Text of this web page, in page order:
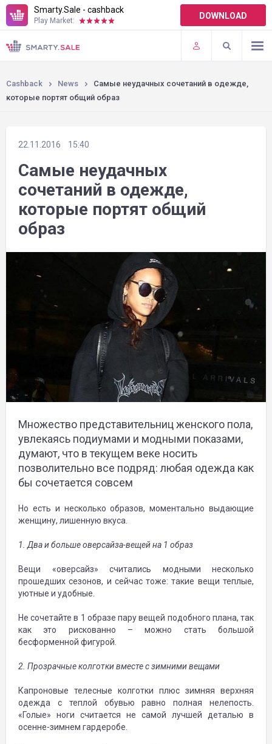
Smarty.Sale - cashback
Play Market: DOWNLOAD
TERMS OF USE
PLUGINS
Cashback News
Самые неудачных сочетаний в одежде,
которые портят общий образ
22.11.2016 15:40
Самые неудачных
сочетаний в одежде,
которые портят общий
образ
Множество представительниц женского пола,
увлекаясь подиумами и модными показами,
думают, что в текущем веке носить
позволительно все подряд: любая одежда как
бы сочетается совсем
Но есть и несколько образов, моментально выдающие
женщину, лишенную вкуса.
1. Два и больше оверсайза-вещей на 1 образ
Вещи «оверсайз» считались модными несколько
прошедших сезонов, и сейчас тоже: такие вещи теплые,
уютные и удобные.
Не сочетайте в 1 образе пару вещей подобного плана, так
как это рискованно – можно стать большой
бесформенной фигурой.
2. Прозрачные колготки вместе с зимними вещами
Капроновые телесные колготки плюс зимняя верхняя
одежда с теплой обувью равно полная нелепость.
«Голые» ноги считается не самой лучшей деталью в
осенне-зимнем гардеробе.